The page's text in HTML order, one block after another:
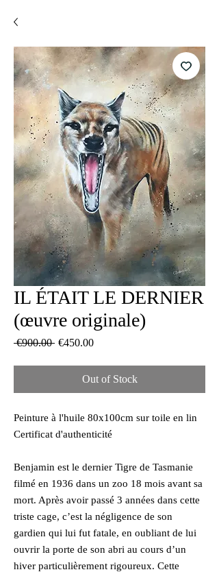
IL ÉTAIT LE DERNIER
(œuvre originale)
€900.00 Regular
€450.00Sale
Out of Stock
Peinture à l'huile 80x100cm sur toile en lin
Certificat d'authenticité
Benjamin est le dernier Tigre de Tasmanie
filmé en 1936 dans un zoo 18 mois avant sa
mort. Après avoir passé 3 années dans cette
triste cage, c’est la négligence de son
gardien qui lui fut fatale, en oubliant de lui
ouvrir la porte de son abri au cours d’un
hiver particulièrement rigoureux. Cette